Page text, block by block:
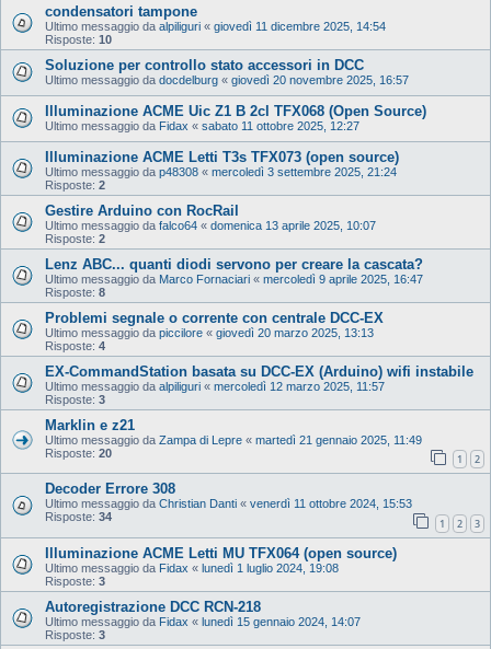
condensatori tampone
Ultimo messaggio da alpiliguri « giovedì 11 dicembre 2025, 14:54
Risposte: 10
Soluzione per controllo stato accessori in DCC
Ultimo messaggio da docdelburg « giovedì 20 novembre 2025, 16:57
Illuminazione ACME Uic Z1 B 2cl TFX068 (Open Source)
Ultimo messaggio da Fidax « sabato 11 ottobre 2025, 12:27
Illuminazione ACME Letti T3s TFX073 (open source)
Ultimo messaggio da p48308 « mercoledì 3 settembre 2025, 21:24
Risposte: 2
Gestire Arduino con RocRail
Ultimo messaggio da falco64 « domenica 13 aprile 2025, 10:07
Risposte: 2
Lenz ABC... quanti diodi servono per creare la cascata?
Ultimo messaggio da Marco Fornaciari « mercoledì 9 aprile 2025, 16:47
Risposte: 8
Problemi segnale o corrente con centrale DCC-EX
Ultimo messaggio da piccilore « giovedì 20 marzo 2025, 13:13
Risposte: 4
EX‑CommandStation basata su DCC-EX (Arduino) wifi instabile
Ultimo messaggio da alpiliguri « mercoledì 12 marzo 2025, 11:57
Risposte: 3
Marklin e z21
Ultimo messaggio da Zampa di Lepre « martedì 21 gennaio 2025, 11:49
Risposte: 20 1 2
Decoder Errore 308
Ultimo messaggio da Christian Danti « venerdì 11 ottobre 2024, 15:53
Risposte: 34 1 2 3
Illuminazione ACME Letti MU TFX064 (open source)
Ultimo messaggio da Fidax « lunedì 1 luglio 2024, 19:08
Risposte: 3
Autoregistrazione DCC RCN-218
Ultimo messaggio da Fidax « lunedì 15 gennaio 2024, 14:07
Risposte: 3